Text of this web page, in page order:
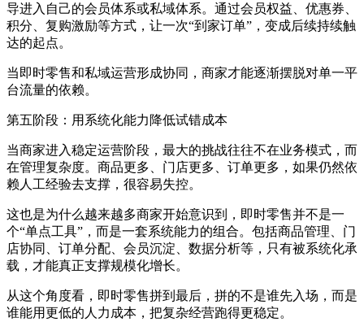
导进入自己的会员体系或私域体系。通过会员权益、优惠券、
积分、复购激励等方式，让一次“到家订单”，变成后续持续触
达的起点。
当即时零售和私域运营形成协同，商家才能逐渐摆脱对单一平
台流量的依赖。
第五阶段：用系统化能力降低试错成本
当商家进入稳定运营阶段，最大的挑战往往不在业务模式，而
在管理复杂度。商品更多、门店更多、订单更多，如果仍然依
赖人工经验去支撑，很容易失控。
这也是为什么越来越多商家开始意识到，即时零售并不是一
个“单点工具”，而是一套系统能力的组合。包括商品管理、门
店协同、订单分配、会员沉淀、数据分析等，只有被系统化承
载，才能真正支撑规模化增长。
从这个角度看，即时零售拼到最后，拼的不是谁先入场，而是
谁能用更低的人力成本，把复杂经营跑得更稳定。